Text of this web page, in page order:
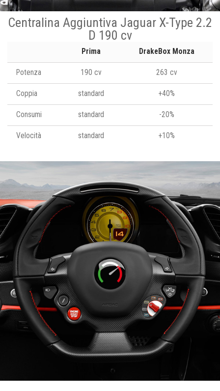
Centralina Aggiuntiva Jaguar X-Type 2.2
D 190 cv
Prima DrakeBox Monza
Potenza 190 cv 263 cv
Coppia standard +40%
Consumi standard -20%
Velocità standard +10%